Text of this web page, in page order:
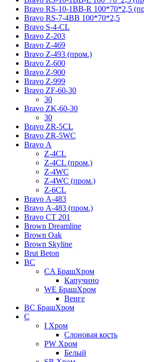
Bravo RS-10-1BB-R 100*70*2,5
Bravo RS-7-4BB 100*70*2,5
Bravo S-4-CL
Bravo Z-203
Bravo Z-469
Bravo Z-493 (пром.)
Bravo Z-600
Bravo Z-900
Bravo Z-999
Bravo ZF-60-30
30
Bravo ZK-60-30
30
Bravo ZR-5CL
Bravo ZR-5WC
Bravo А
Z-4CL
Z-4CL (пром.)
Z-4WC
Z-4WC (пром.)
Z-6CL
Bravo А-483
Bravo А-483 (пром.)
Bravo СТ 201
Brown Dreamline
Brown Oak
Brown Skyline
Brut Beton
BС
CA БрашХром
Капучино
WE БрашХром
Венге
BС БрашХром
C
I Хром
Слоновая кость
PW Хром
Белый